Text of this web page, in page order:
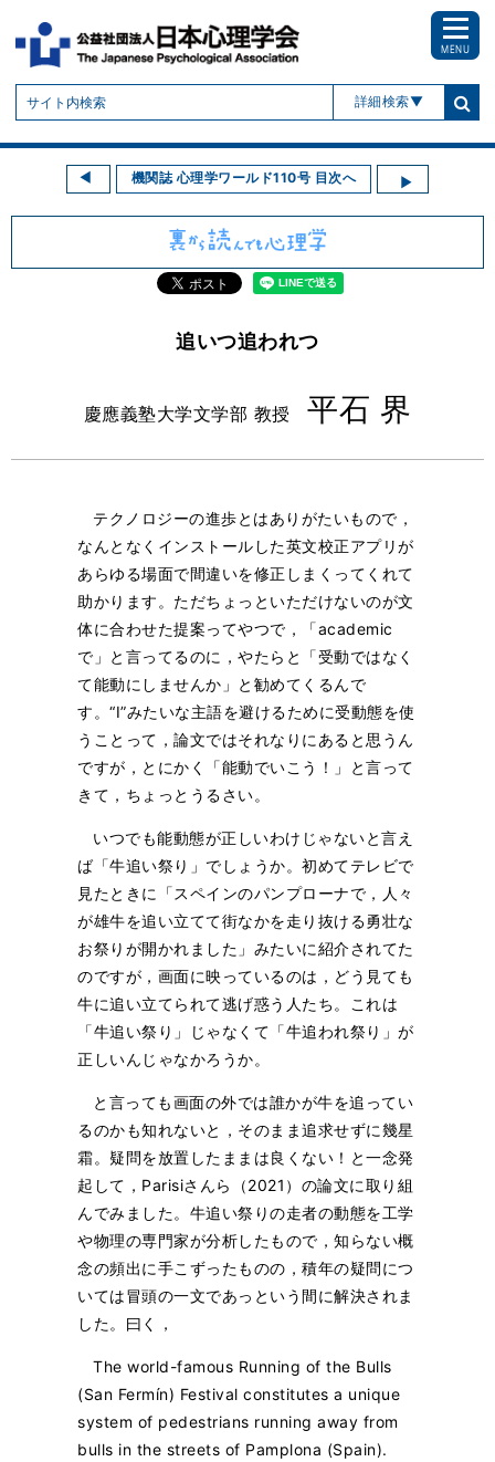
詳細検索
MENU
機関誌 心理学ワールド110号 目次へ
追いつ追われつ
慶應義塾大学文学部 教授 平石 界
テクノロジーの進歩とはありがたいもので，
なんとなくインストールした英文校正アプリが
あらゆる場面で間違いを修正しまくってくれて
助かります。ただちょっといただけないのが文
体に合わせた提案ってやつで，「academic
で」と言ってるのに，やたらと「受動ではなく
て能動にしませんか」と勧めてくるんで
す。“I”みたいな主語を避けるために受動態を使
うことって，論文ではそれなりにあると思うん
ですが，とにかく「能動でいこう！」と言って
きて，ちょっとうるさい。
いつでも能動態が正しいわけじゃないと言え
ば「牛追い祭り」でしょうか。初めてテレビで
見たときに「スペインのパンプローナで，人々
が雄牛を追い立てて街なかを走り抜ける勇壮な
お祭りが開かれました」みたいに紹介されてた
のですが，画面に映っているのは，どう見ても
牛に追い立てられて逃げ惑う人たち。これは
「牛追い祭り」じゃなくて「牛追われ祭り」が
正しいんじゃなかろうか。
と言っても画面の外では誰かが牛を追ってい
るのかも知れないと，そのまま追求せずに幾星
霜。疑問を放置したままは良くない！と一念発
起して，Parisiさんら（2021）の論文に取り組
んでみました。牛追い祭りの走者の動態を工学
や物理の専門家が分析したもので，知らない概
念の頻出に手こずったものの，積年の疑問につ
いては冒頭の一文であっという間に解決されま
した。曰く，
The world-famous Running of the Bulls
(San Fermín) Festival constitutes a unique
system of pedestrians running away from
bulls in the streets of Pamplona (Spain).